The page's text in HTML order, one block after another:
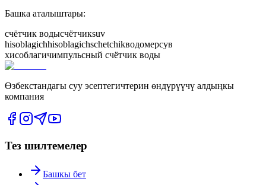
Башка аталыштары:
счётчик водысчётчикsuv
hisoblagichhisoblagichschetchikводомерсув
хисоблагичимпульсный счётчик воды
Өзбекстандагы суу эсептегичтерин өндүрүүчү алдыңкы
компания
Тез шилтемелер
Башкы бет